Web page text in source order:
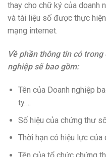
thay cho chữ ký của doanh
và tài liệu số được thực
mạng internet.
Về phần thông tin có
nghiệp sẽ bao gồm:
Tên của Doanh nghiệp
ty….
Số hiệu của chứng thư
Thời hạn có hiệu lực
Tên của tổ chức chứng